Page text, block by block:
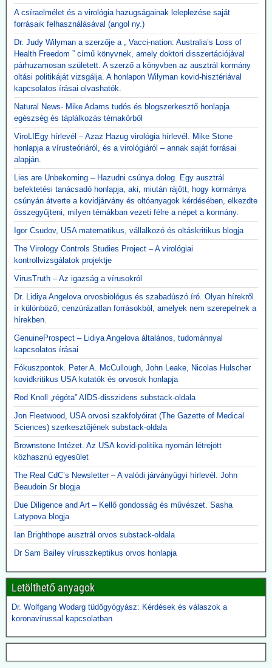
A csíraelmélet és a virológia hazugságainak leleplezése saját
forrásaik felhasználásával (angol ny.)
Dr. Judy Wilyman a szerzője a „ Vacci-nation: Australia’s Loss of
Health Freedom ” című könyvnek, amely doktori disszertációjával
párhuzamosan született. A szerző a könyvben az ausztrál kormány
oltási politikáját vizsgálja. A honlapon Wilyman kovid-hisztériával
kapcsolatos írásai olvashatók.
Natural News- Mike Adams tudós és blogszerkesztő honlapja
egészség és táplálkozás témakörből
ViroLIEgy hírlevél – Azaz Hazug virológia hírlevél. Mike Stone
honlapja a vírusteóriáról, és a virológiáról – annak saját forrásai
alapján.
Lies are Unbekoming – Hazudni csúnya dolog. Egy ausztrál
befektetési tanácsadó honlapja, aki, miután rájött, hogy kormánya
csúnyán átverte a kovidjárvány és oltóanyagok kérdésében, elkezdte
összegyűjteni, milyen témákban vezeti félre a népet a kormány.
Igor Csudov, USA matematikus, vállalkozó és oltáskritikus blogja
The Virology Controls Studies Project – A virológiai
kontrollvizsgálatok projektje
VirusTruth – Az igazság a vírusokról
Dr. Lidiya Angelova orvosbiológus és szabadúszó író. Olyan hírekről
ír különböző, cenzúrázatlan forrásokból, amelyek nem szerepelnek a
hírekben.
GenuineProspect – Lidiya Angelova általános, tudománnyal
kapcsolatos írásai
Fókuszpontok. Peter A. McCullough, John Leake, Nicolas Hulscher
kovidkritikus USA kutatók és orvosok honlapja
Rod Knoll „régóta” AIDS-disszidens substack-oldala
Jon Fleetwood, USA orvosi szakfolyóirat (The Gazette of Medical
Sciences) szerkesztőjének substack-oldala
Brownstone Intézet. Az USA kovid-politika nyomán létrejött
közhasznú egyesület
The Real CdC’s Newsletter – A valódi járványügyi hírlevél. John
Beaudoin Sr blogja
Due Diligence and Art – Kellő gondosság és művészet. Sasha
Latypova blogja
Ian Brighthope ausztrál orvos substack-oldala
Dr Sam Bailey vírusszkeptikus orvos honlapja
Letölthető anyagok
Dr. Wolfgang Wodarg tüdőgyógyász: Kérdések és válaszok a
koronavírussal kapcsolatban